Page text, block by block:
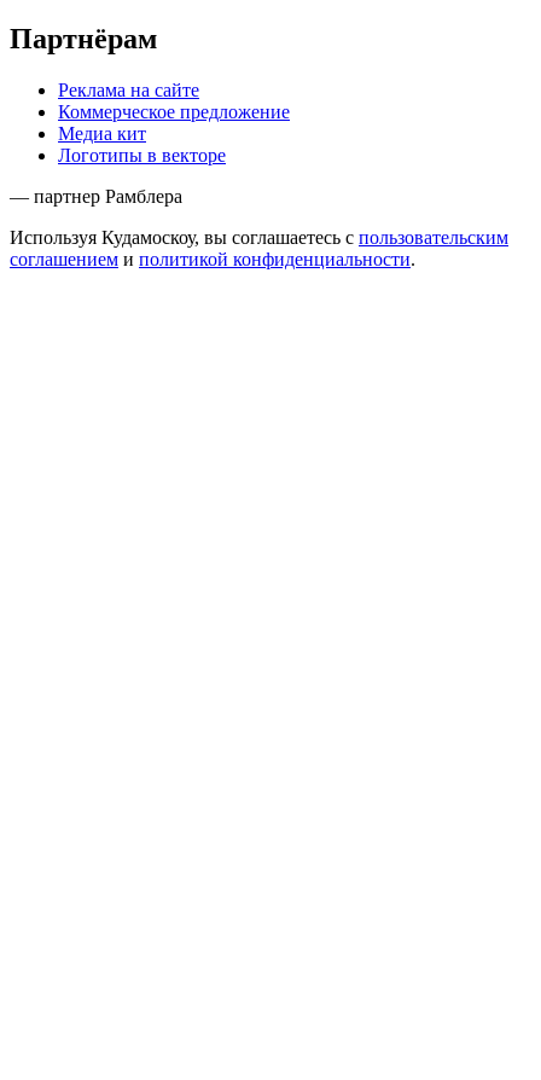
Партнёрам
Реклама на сайте
Коммерческое предложение
Медиа кит
Логотипы в векторе
— партнер Рамблера
Используя Кудамоскоу, вы соглашаетесь с пользовательским
соглашением и политикой конфиденциальности.